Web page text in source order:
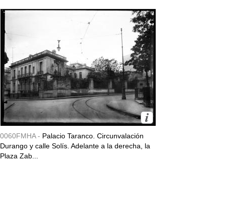
0060FMHA - Palacio Taranco. Circunvalación
Durango y calle Solís. Adelante a la derecha, la
Plaza Zab...